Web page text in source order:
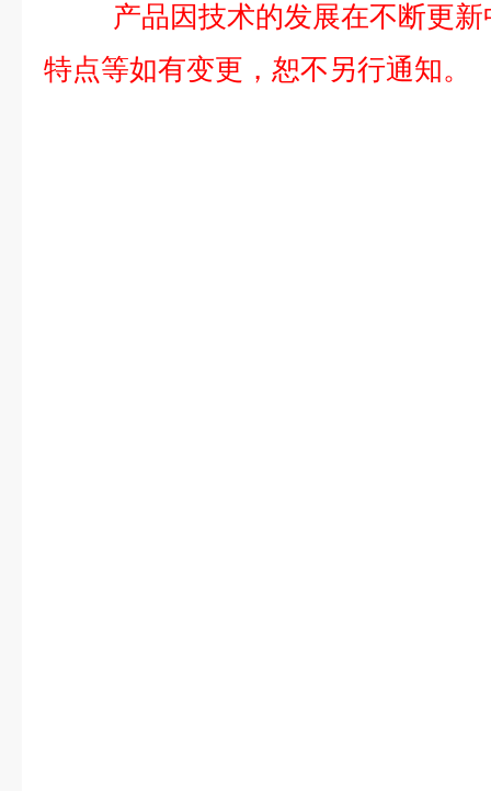
产品因技术的发展在不断更新
特点等如有变更，恕不另行通知。